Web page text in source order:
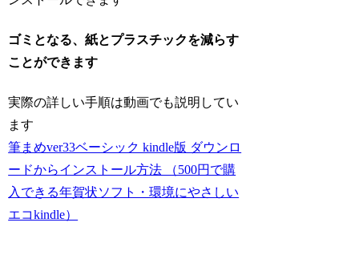
ゴミとなる、紙とプラスチックを減らす
ことができます
実際の詳しい手順は動画でも説明してい
ます
筆まめver33ベーシック kindle版 ダウンロ
ードからインストール方法 （500円で購
入できる年賀状ソフト・環境にやさしい
エコkindle）